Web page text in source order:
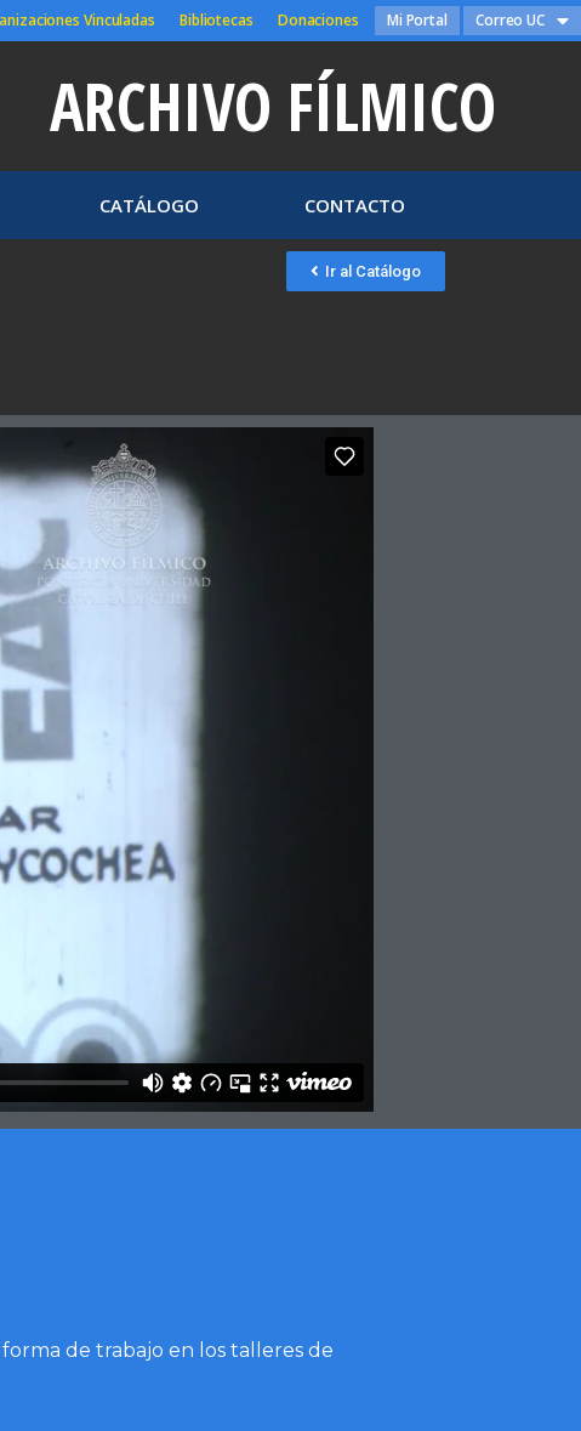
Vinculadas Bibliotecas Donaciones Mi Portal Correo UC
ARCHIVO FÍLMICO
CATÁLOGO CONTACTO
Ir al Catálogo
de trabajo en los talleres de